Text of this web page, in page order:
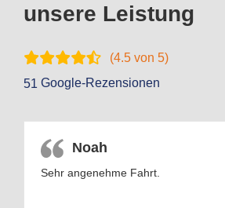
unsere Leistung
(4.5 von 5)
51 Google-Rezensionen
Noah
Sehr angenehme Fahrt.